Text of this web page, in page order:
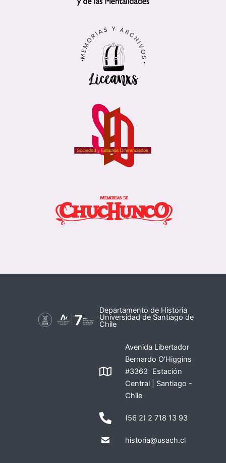
Departamento de Historia
Universidad de Santiago de
Chile
Avenida Libertador
Bernardo O'Higgins
#3363 Estación
Central | Santiago -
Chile
(56 2) 2 718 13 93
historia@usach.cl